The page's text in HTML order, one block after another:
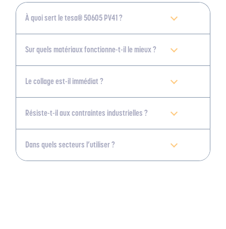
À quoi sert le tesa® 50605 PV41 ?
Sur quels matériaux fonctionne-t-il le mieux ?
Le collage est-il immédiat ?
Résiste-t-il aux contraintes industrielles ?
Dans quels secteurs l’utiliser ?